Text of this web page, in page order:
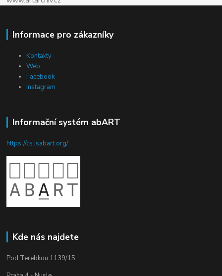
Informace pro zákazníky
Kontakty
Web
Facebook
Instagram
Informační systém abART
https://cs.isabart.org/
Kde nás najdete
Pod Terebkou 1139/15